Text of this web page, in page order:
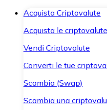
Acquista Criptovalute
Acquista le
Vendi Criptovalute
Converti le tue
Scambia (Swap)
Scambia una